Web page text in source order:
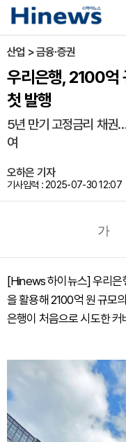
산업 > 금융·증권
우리은행, 2100억
첫 발행
5년 만기 고정금리 채권
여
오하은 기자
기사입력 : 2025-07-30 12:07
가
[Hinews 하이뉴스] 우리
을 활용해 2100억 원 규모
은행이 처음으로 시도한